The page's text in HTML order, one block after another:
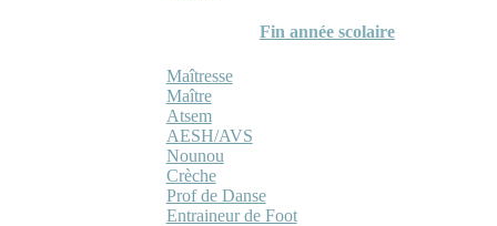
Fin année scolaire
Maîtresse
Maître
Atsem
AESH/AVS
Nounou
Crèche
Prof de Danse
Entraineur de Foot